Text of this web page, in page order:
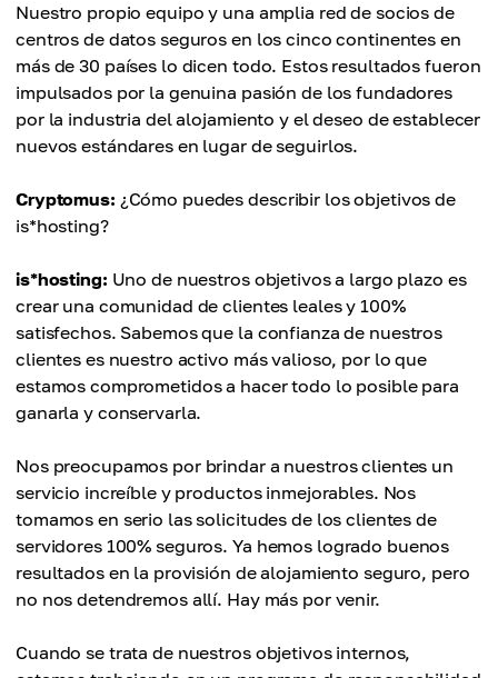
Nuestro propio equipo y una amplia red de socios de
centros de datos seguros en los cinco continentes en
más de 30 países lo dicen todo. Estos resultados fueron
impulsados por la genuina pasión de los fundadores
por la industria del alojamiento y el deseo de establecer
nuevos estándares en lugar de seguirlos.
Cryptomus: ¿Cómo puedes describir los objetivos de
is*hosting?
is*hosting: Uno de nuestros objetivos a largo plazo es
crear una comunidad de clientes leales y 100%
satisfechos. Sabemos que la confianza de nuestros
clientes es nuestro activo más valioso, por lo que
estamos comprometidos a hacer todo lo posible para
ganarla y conservarla.
Nos preocupamos por brindar a nuestros clientes un
servicio increíble y productos inmejorables. Nos
tomamos en serio las solicitudes de los clientes de
servidores 100% seguros. Ya hemos logrado buenos
resultados en la provisión de alojamiento seguro, pero
no nos detendremos allí. Hay más por venir.
Cuando se trata de nuestros objetivos internos,